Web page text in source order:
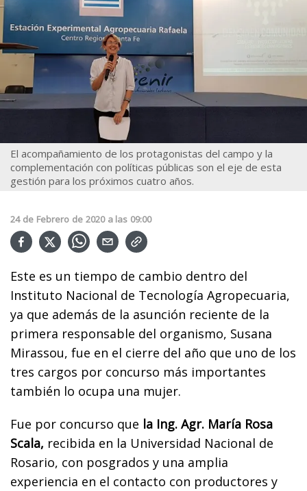
El acompañamiento de los protagonistas del campo y la
complementación con políticas públicas son el eje de esta
gestión para los próximos cuatro años.
24 de Febrero de 2020 a las 09:00
Este es un tiempo de cambio dentro del
Instituto Nacional de Tecnología Agropecuaria,
ya que además de la asunción reciente de la
primera responsable del organismo, Susana
Mirassou, fue en el cierre del año que uno de los
tres cargos por concurso más importantes
también lo ocupa una mujer.
Fue por concurso que la Ing. Agr. María Rosa
Scala, recibida en la Universidad Nacional de
Rosario, con posgrados y una amplia
experiencia en el contacto con productores y